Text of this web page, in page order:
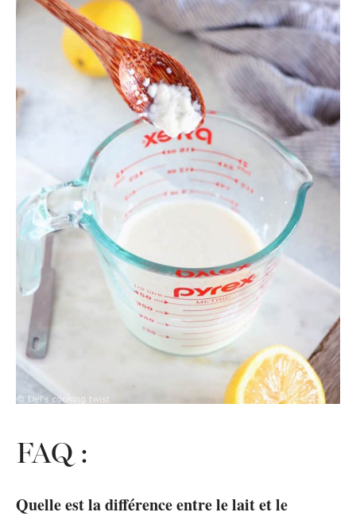
FAQ :
Quelle est la différence entre le lait et le